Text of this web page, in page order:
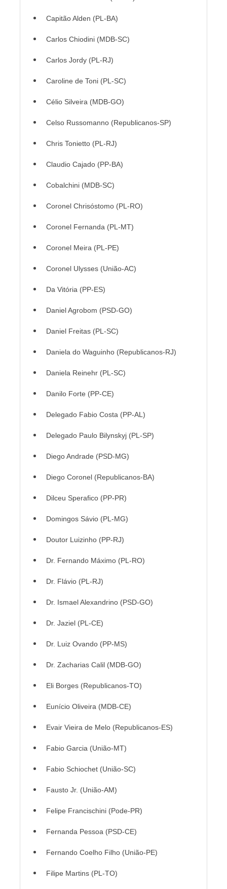
Capitão Alden (PL-BA)
Carlos Chiodini (MDB-SC)
Carlos Jordy (PL-RJ)
Caroline de Toni (PL-SC)
Célio Silveira (MDB-GO)
Celso Russomanno (Republicanos-SP)
Chris Tonietto (PL-RJ)
Claudio Cajado (PP-BA)
Cobalchini (MDB-SC)
Coronel Chrisóstomo (PL-RO)
Coronel Fernanda (PL-MT)
Coronel Meira (PL-PE)
Coronel Ulysses (União-AC)
Da Vitória (PP-ES)
Daniel Agrobom (PSD-GO)
Daniel Freitas (PL-SC)
Daniela do Waguinho (Republicanos-RJ)
Daniela Reinehr (PL-SC)
Danilo Forte (PP-CE)
Delegado Fabio Costa (PP-AL)
Delegado Paulo Bilynskyj (PL-SP)
Diego Andrade (PSD-MG)
Diego Coronel (Republicanos-BA)
Dilceu Sperafico (PP-PR)
Domingos Sávio (PL-MG)
Doutor Luizinho (PP-RJ)
Dr. Fernando Máximo (PL-RO)
Dr. Flávio (PL-RJ)
Dr. Ismael Alexandrino (PSD-GO)
Dr. Jaziel (PL-CE)
Dr. Luiz Ovando (PP-MS)
Dr. Zacharias Calil (MDB-GO)
Eli Borges (Republicanos-TO)
Eunício Oliveira (MDB-CE)
Evair Vieira de Melo (Republicanos-ES)
Fabio Garcia (União-MT)
Fabio Schiochet (União-SC)
Fausto Jr. (União-AM)
Felipe Francischini (Pode-PR)
Fernanda Pessoa (PSD-CE)
Fernando Coelho Filho (União-PE)
Filipe Martins (PL-TO)